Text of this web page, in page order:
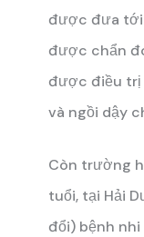
được đưa tới
được chẩn
được điều trị
và ngồi dậy
Còn trường
tuổi, tại Hải
đổi) bệnh